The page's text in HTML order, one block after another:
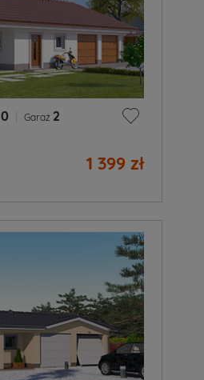
0 Garaż 2
1 399 zł